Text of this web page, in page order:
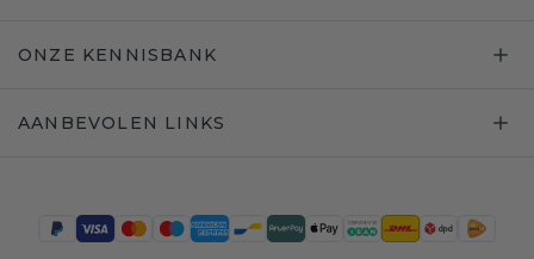
ONZE KENNISBANK
AANBEVOLEN LINKS